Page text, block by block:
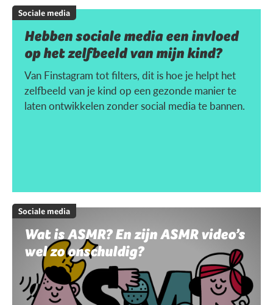
Sociale media
Hebben sociale media een invloed
op het zelfbeeld van mijn kind?
Van Finstagram tot filters, dit is hoe je helpt het
zelfbeeld van je kind op een gezonde manier te
laten ontwikkelen zonder social media te bannen.
Sociale media
Wat is ASMR? En zijn ASMR video’s
wel zo onschuldig?